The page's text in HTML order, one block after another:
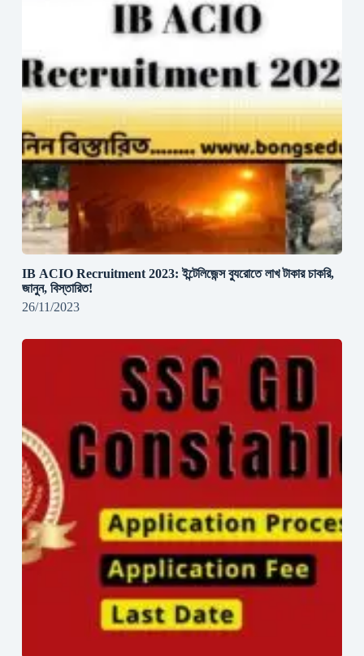
IB ACIO Recruitment 2023: ইন্টেলিজেন্স ব্যুরোতে লাখ টাকার চাকরি,
জানুন, বিস্তারিত!
26/11/2023